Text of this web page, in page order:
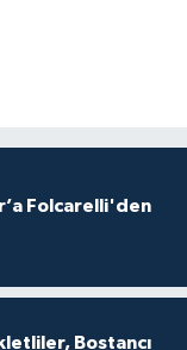
Folcarelli'den
Bostancı